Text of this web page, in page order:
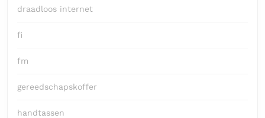
draadloos internet
fi
fm
gereedschapskoffer
handtassen